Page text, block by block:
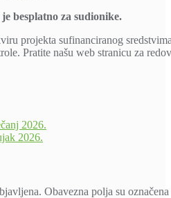
besplatno za sudionike.
projekta sufinanciranog
Pratite našu web stranicu za
2026.
2026.
Obavezna polja su